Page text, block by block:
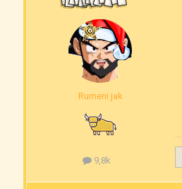
Rumeni jak
9,8k